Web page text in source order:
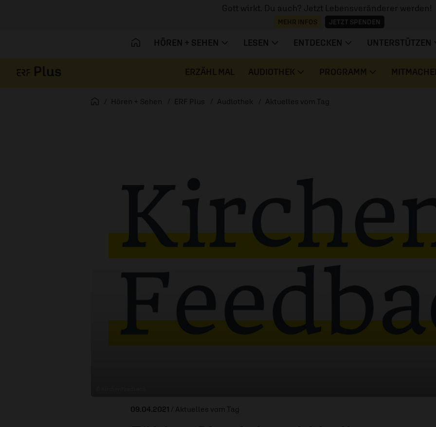
Gott wirkt. Du auch? Jetzt Lebensveränderer werden!
MEHR INFOS JETZT SPENDEN
HÖREN + SEHEN LESEN ENTDECKEN UNTERSTÜTZEN
ERZÄHL MAL AUDIOTHEK PROGRAMM
Startseite
Hören + Sehen ERF Plus Audiothek Aktuelles vom Tag
09.04.2021 / Aktuelles vom Tag